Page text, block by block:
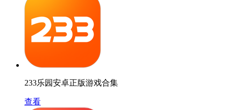
233乐园安卓正版游戏合集
查看